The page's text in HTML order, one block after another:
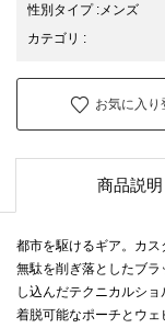
性別タイプ: メンズ
カテゴリ :
お気に入り
商品説明
都市を駆けるギア。カス
無駄を削ぎ落としたブ
し込んだテクニカルショ
着脱可能なポーチとウ